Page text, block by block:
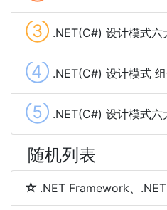
③ .NET(C#) 设计模式六
④ .NET(C#) 设计模式
⑤ .NET(C#) 设计模式六
随机列表
.NET Framework、.NET Core、